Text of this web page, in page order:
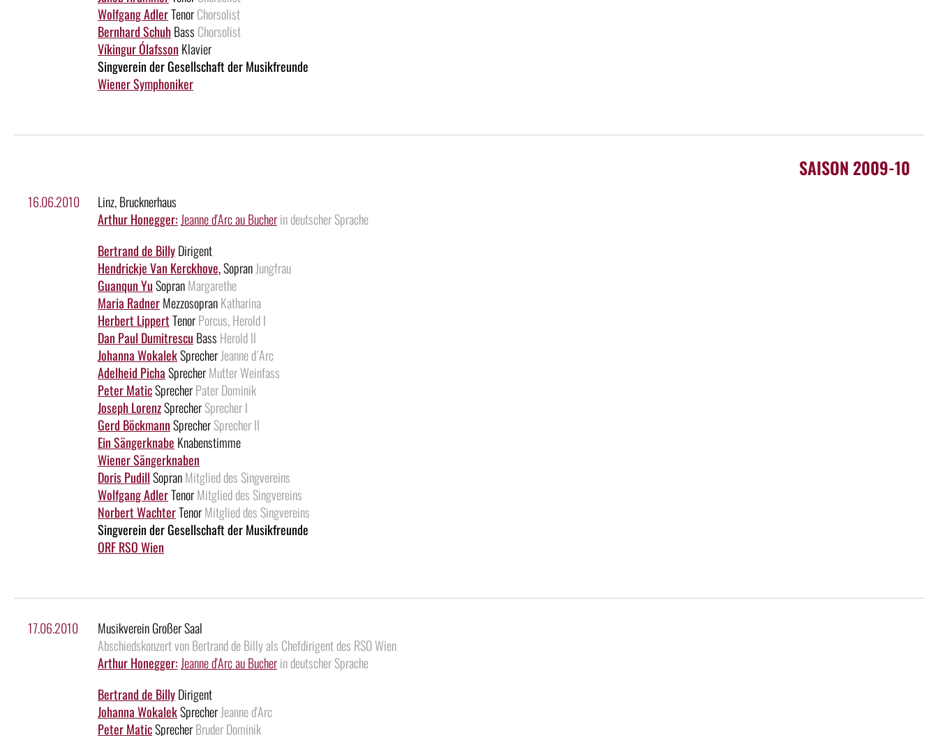
Wolfgang AdlerTenorChorsolist
Bernhard SchuhBass Chorsolist
Víkingur Ólafsson Klavier
Singverein der Gesellschaft der Musikfreunde
Wiener Symphoniker
SAISON 2009-10
16.06.2010
Linz, Brucknerhaus
Arthur Honegger:Jeanne d'Arc au Bucherin deutscher Sprache
Bertrand de BillyDirigent
Hendrickje Van Kerckhove,SopranJungfrau
Guanqun YuSopranMargarethe
Maria RadnerMezzosopranKatharina
Herbert LippertTenorPorcus, Herold I
Dan Paul Dumitrescu Bass Herold II
Johanna WokalekSprecherJeanne d´Arc
Adelheid PichaSprecherMutter Weinfass
Peter MaticSprecherPater Dominik
Joseph LorenzSprecherSprecher I
Gerd BöckmannSprecherSprecher II
Ein Sängerknabe Knabenstimme
Wiener Sängerknaben
Doris PudillSopranMitglied des Singvereins
Wolfgang AdlerTenorMitglied des Singvereins
Norbert WachterTenorMitglied des Singvereins
Singverein der Gesellschaft der Musikfreunde
ORF RSO Wien
17.06.2010
Musikverein Großer Saal
Abschiedskonzert von Bertrand de Billy als Chefdirigent des RSO Wien
Arthur Honegger:Jeanne d'Arc au Bucherin deutscher Sprache
Bertrand de BillyDirigent
Johanna WokalekSprecherJeanne d'Arc
Peter MaticSprecherBruder Dominik